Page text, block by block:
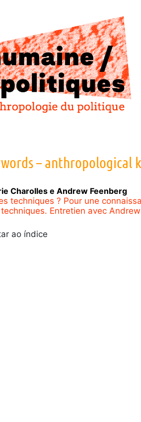
– anthropological
Charolles e Andrew Feenberg
techniques ? Pour une
Entretien avec
ao índice